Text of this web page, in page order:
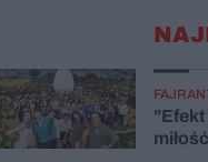
"Efekt